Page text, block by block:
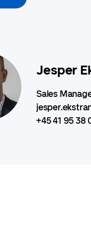
Jesper
Sales
+45 41 95 38